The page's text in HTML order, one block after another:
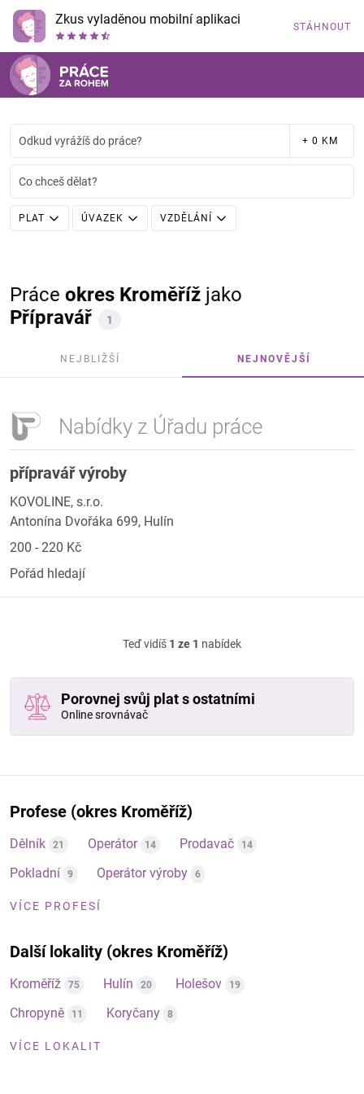
Zkus vyladěnou mobilní aplikaci STÁHNOUT
Odkud vyrážíš do práce? + 0 KM
Co chceš dělat?
PLAT ÚVAZEK VZDĚLÁNÍ
Práce okres Kroměříž jako
Přípravář
1
NEJBLIŽŠÍ NEJNOVĚJŠÍ
Nabídky z Úřadu práce
přípravář výroby
KOVOLINE, s.r.o.
Antonína Dvořáka 699, Hulín
200 - 220 Kč
Pořád hledají
Teď vidíš 1 ze 1 nabídek
Porovnej svůj plat s ostatními
Online srovnávač
Profese (okres Kroměříž)
Dělník 21 Operátor 14 Prodavač 14
Pokladní 9 Operátor výroby 6
VÍCE PROFESÍ
Další lokality (okres Kroměříž)
Kroměříž 75 Hulín 20 Holešov 19
Chropyně 11 Koryčany 8
VÍCE LOKALIT